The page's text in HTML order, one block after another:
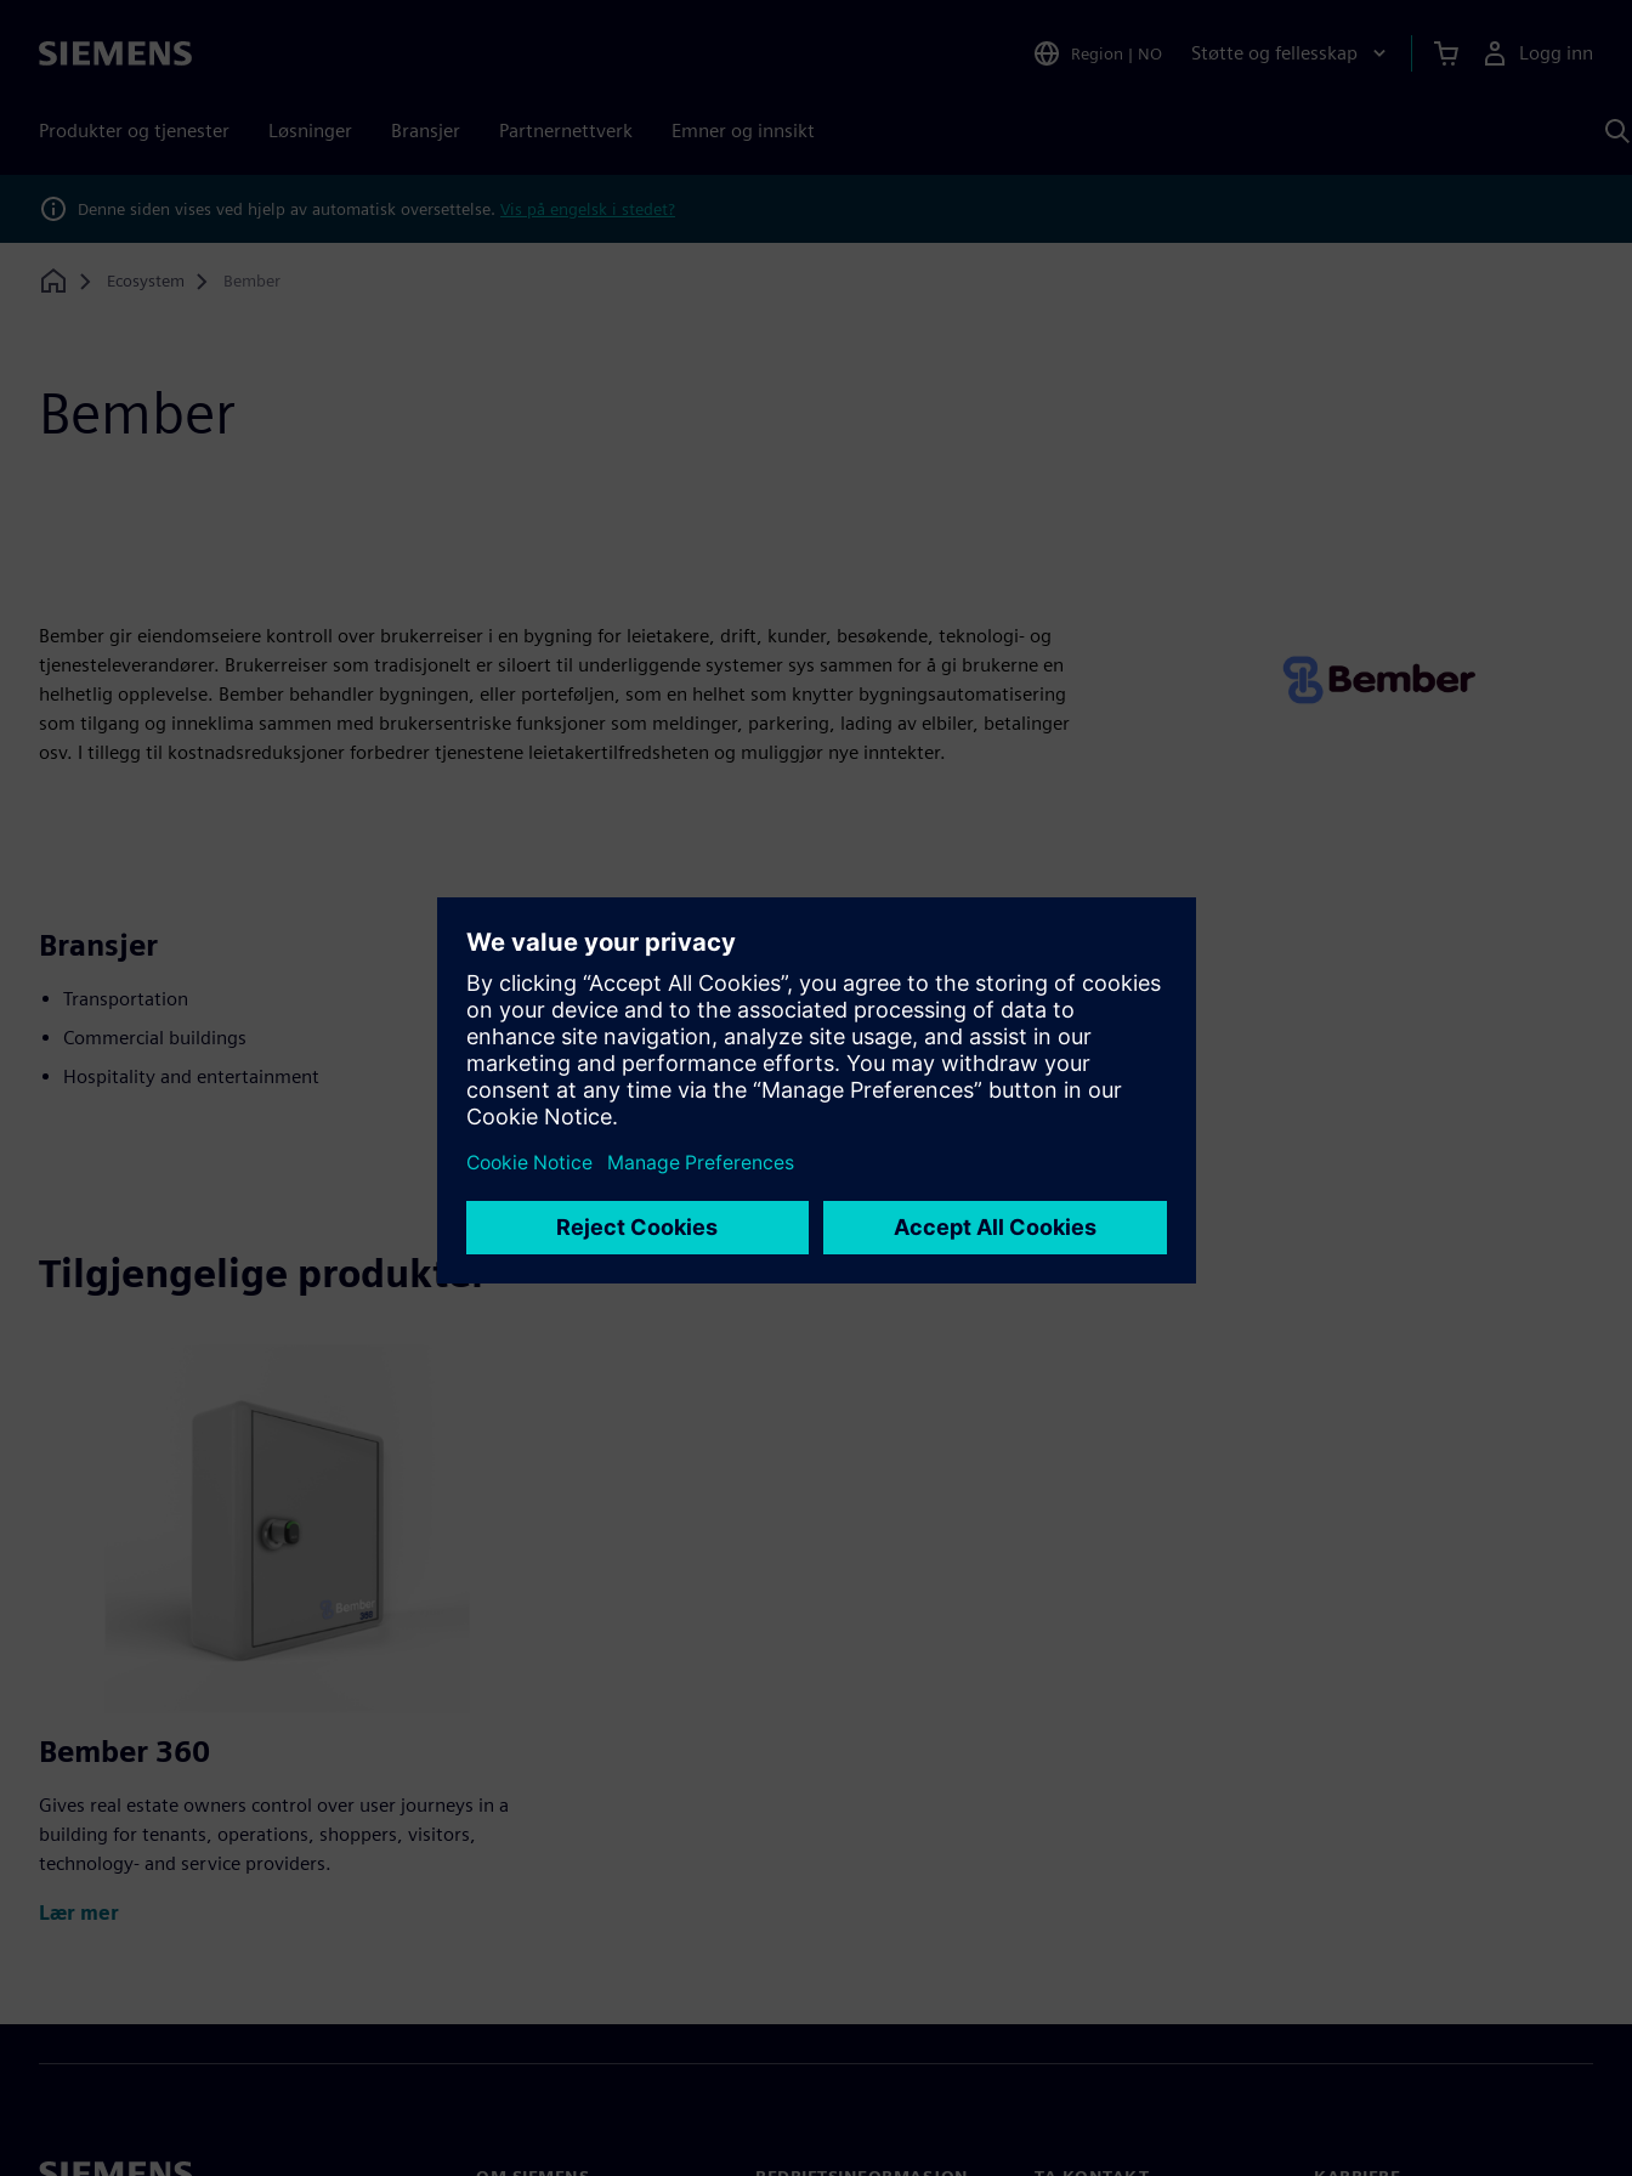
Siemens Region | NO Støtte og fellesskap Logg inn
Produkter og tjenester Løsninger Bransjer Partnernettverk Emner og innsikt
Denne siden vises ved hjelp av automatisk oversettelse. Vis på engelsk i stedet?
Home
Ecosystem Bember
Bember
Bember gir eiendomseiere kontroll over brukerreiser i en bygning for leietakere, drift, kunder, besøkende, teknologi- og
tjenesteleverandører. Brukerreiser som tradisjonelt er siloert til underliggende systemer sys sammen for å gi brukerne en
helhetlig opplevelse. Bember behandler bygningen, eller porteføljen, som en helhet som knytter bygningsautomatisering
som tilgang og inneklima sammen med brukersentriske funksjoner som meldinger, parkering, lading av elbiler, betalinger
osv. I tillegg til kostnadsreduksjoner forbedrer tjenestene leietakertilfredsheten og muliggjør nye inntekter.
Bransjer
Transportation
Commercial buildings
Hospitality and entertainment
Bevegelse
Build
Utvider eller bygger på et Siemens Xcelerator-produkt/-
løsning ved å lage et nytt produkt, eller skaper en ny
kundeløsning via integrering av Siemens Xcelerator-
produkt og eget produkt
Tilgjengelige produkter
Bember 360
Gives real estate owners control over user journeys in a
building for tenants, operations, shoppers, visitors,
technology- and service providers.
Lær mer